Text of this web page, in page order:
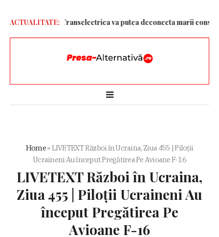
ACTUALITATE:
ploaie. Transelectrica va putea deconecta marii
Home»LIVETEXT Război în Ucraina, Ziua 455 | Piloții
Ucraineni Au început Pregătirea Pe Avioane F-16
LIVETEXT Război în Ucraina,
Ziua 455 | Piloții Ucraineni Au
început Pregătirea Pe
Avioane F-16